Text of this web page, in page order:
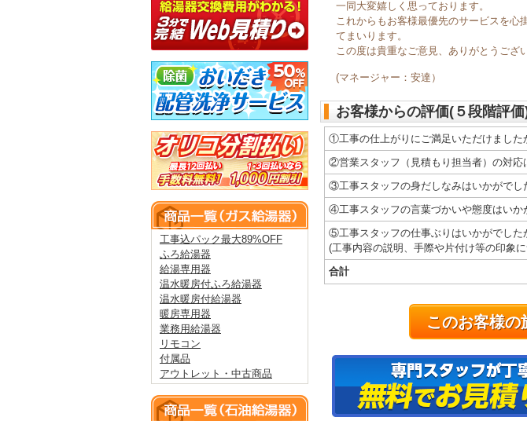
工事込パック最大89%OFF
ふろ給湯器
給湯専用器
温水暖房付ふろ給湯器
温水暖房付給湯器
暖房専用器
業務用給湯器
リモコン
付属品
アウトレット・中古商品
一同大変嬉しく思っております。
これからもお客様最優先のサービスを心
てまいります。
この度は貴重なご意見、ありがとうござ
(マネージャー：安達）
お客様からの評価(５段階評価
①工事の仕上がりにご満足いただけました
②営業スタッフ（見積もり担当者）の対応
③工事スタッフの身だしなみはいかがでし
④工事スタッフの言葉づかいや態度はいか
⑤工事スタッフの仕事ぶりはいかがでした
(工事内容の説明、手際や片付け等の印象
合計
このお客様の